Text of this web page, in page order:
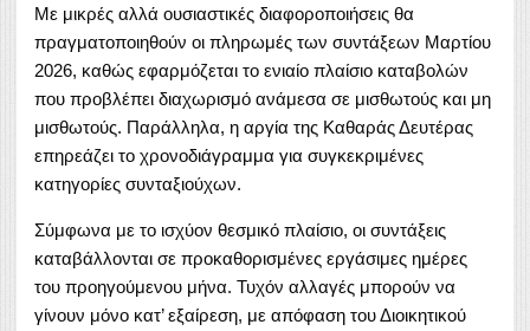
Με μικρές αλλά ουσιαστικές διαφοροποιήσεις θα
πραγματοποιηθούν οι πληρωμές των συντάξεων Μαρτίου
2026, καθώς εφαρμόζεται το ενιαίο πλαίσιο καταβολών
που προβλέπει διαχωρισμό ανάμεσα σε μισθωτούς και μη
μισθωτούς. Παράλληλα, η αργία της Καθαράς Δευτέρας
επηρεάζει το χρονοδιάγραμμα για συγκεκριμένες
κατηγορίες συνταξιούχων.
Σύμφωνα με το ισχύον θεσμικό πλαίσιο, οι συντάξεις
καταβάλλονται σε προκαθορισμένες εργάσιμες ημέρες
του προηγούμενου μήνα. Τυχόν αλλαγές μπορούν να
γίνουν μόνο κατ’ εξαίρεση, με απόφαση του Διοικητικού